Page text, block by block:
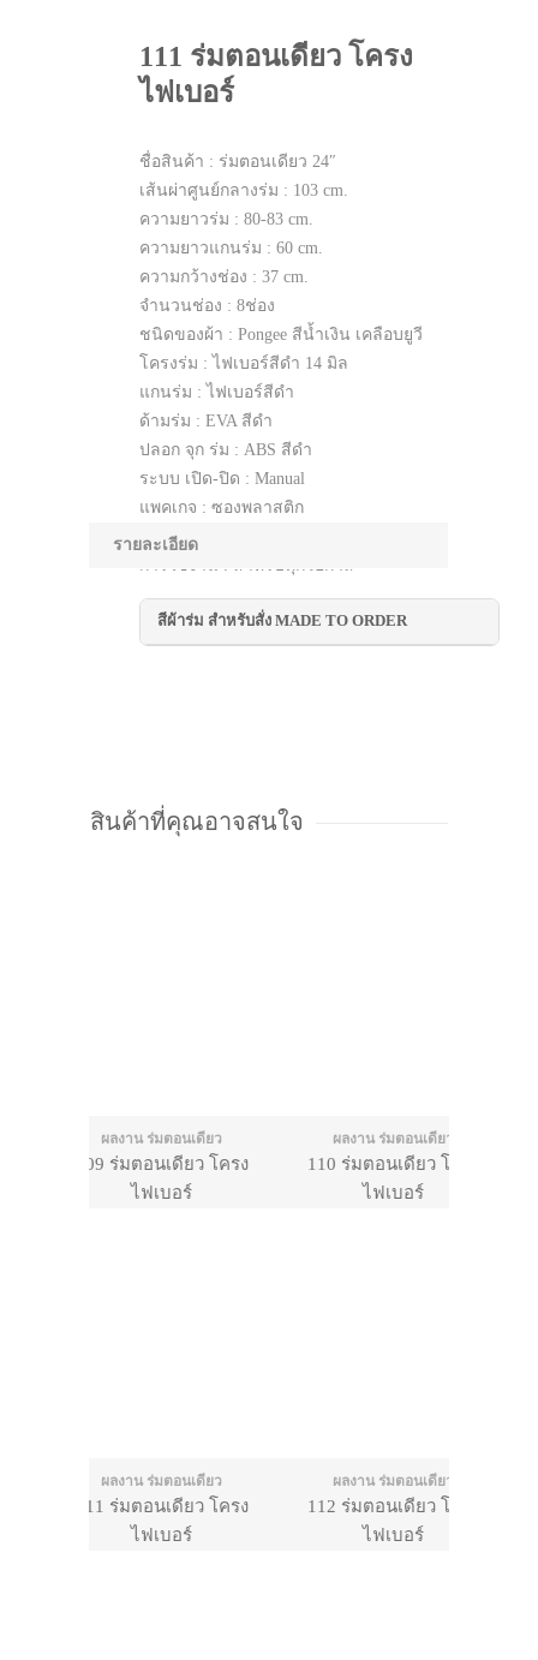
111 ร่มตอนเดียว โครง
ไฟเบอร์
ชื่อสินค้า : ร่มตอนเดียว 24″
เส้นผ่าศูนย์กลางร่ม : 103 cm.
ความยาวร่ม : 80-83 cm.
ความยาวแกนร่ม : 60 cm.
ความกว้างช่อง : 37 cm.
จำนวนช่อง : 8ช่อง
ชนิดของผ้า : Pongee สีน้ำเงิน เคลือบยูวี
โครงร่ม : ไฟเบอร์สีดำ 14 มิล
แกนร่ม : ไฟเบอร์สีดำ
ด้ามร่ม : EVA สีดำ
ปลอก จุก ร่ม : ABS สีดำ
ระบบ เปิด-ปิด : Manual
แพคเกจ : ซองพลาสติก
การทำโลโก้ : สกรีนตามความเหมาะสม
การใช้งาน : สำหรับทุกโอกาส
สีผ้าร่ม สำหรับสั่ง MADE TO ORDER
รายละเอียด
สินค้าที่คุณอาจสนใจ
ผลงาน ร่มตอนเดียว
109 ร่มตอนเดียว โครง
ไฟเบอร์
ผลงาน ร่มตอนเดียว
110 ร่มตอนเดียว โครง
ไฟเบอร์
ผลงาน ร่มตอนเดียว
111 ร่มตอนเดียว โครง
ไฟเบอร์
ผลงาน ร่มตอนเดียว
112 ร่มตอนเดียว โครง
ไฟเบอร์